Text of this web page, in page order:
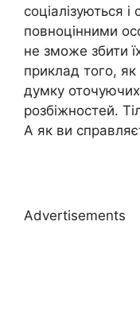
соціалізуються
повноцінними
не зможе збити
приклад того, як
думку
розбіжностей.
А як ви
Advertisements